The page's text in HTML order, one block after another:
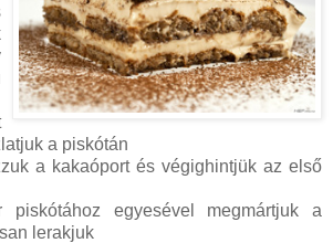
a piskótán
a kakaóport és végighintjük az első
egyesével megmártjuk a
lerakjuk